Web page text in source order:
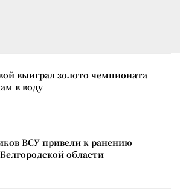
выиграл золото чемпионата
в воду
ВСУ привели к ранению
области